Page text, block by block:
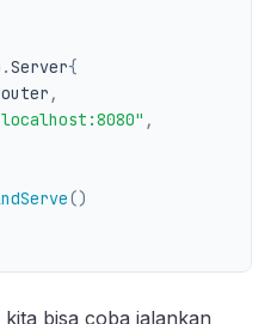
.Server{
,
,
()
bisa coba jalankan